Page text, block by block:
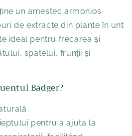
un amestec armonios
de extracte din plante în unt
ideal pentru frecarea și
spatelui, frunții și
Badger?
pentru a ajuta la